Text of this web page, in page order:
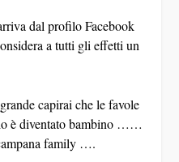
dal profilo Facebook
a tutti gli effetti un
capirai che le favole
è diventato bambino ……
family ….